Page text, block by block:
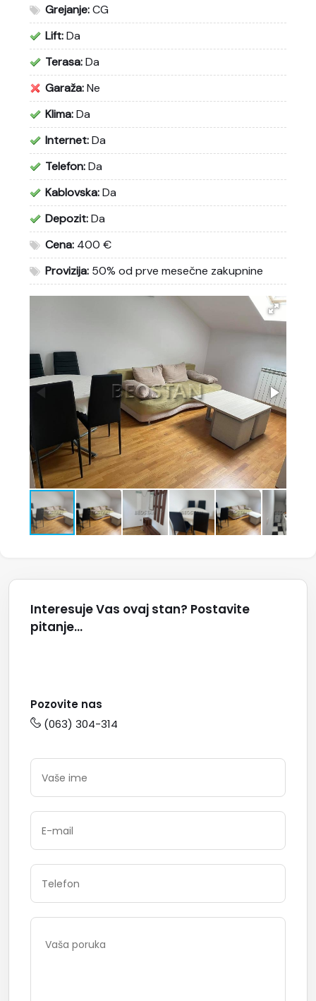
Grejanje:CG
Lift:Da
Terasa:Da
Garaža:Ne
Klima:Da
Internet:Da
Telefon:Da
Kablovska:Da
Depozit:Da
Cena: 400 €
Provizija: 50% od prve mesečne zakupnine
Interesuje Vas ovaj stan? Postavite
pitanje...
Pozovite nas
(063) 304-314